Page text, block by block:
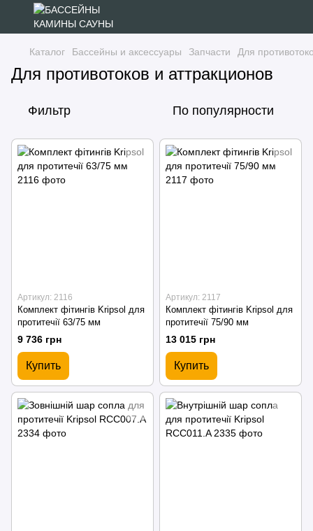
Каталог Бассейны и аксессуары Запчасти Для
Для противотоков и аттракционов
Фильтр По популярности
Артикул: 2116
Комплект фітингів Kripsol для
протитечії 63/75 мм
9 736 грн
Купить
Артикул: 2117
Комплект фітингів Kripsol для
протитечії 75/90 мм
13 015 грн
Купить